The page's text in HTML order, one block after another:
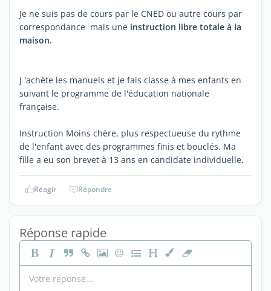
Je ne suis pas de cours par le CNED ou autre cours par
correspondance mais une instruction libre totale à la
maison.
J 'achète les manuels et je fais classe à mes enfants en
suivant le programme de l'éducation nationale
française.
Instruction Moins chère, plus respectueuse du rythme
de l'enfant avec des programmes finis et bouclés. Ma
fille a eu son brevet à 13 ans en candidate individuelle.
Réagir Répondre
Réponse rapide